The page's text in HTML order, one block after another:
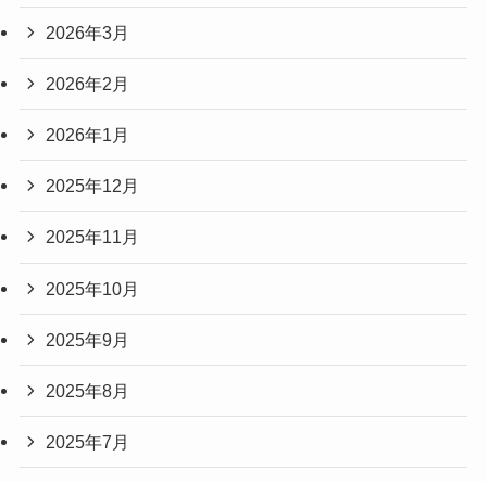
2026年3月
2026年2月
2026年1月
2025年12月
2025年11月
2025年10月
2025年9月
2025年8月
2025年7月